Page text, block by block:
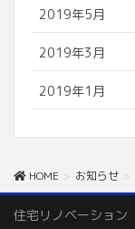
2019年5月
2019年3月
2019年1月
HOME お知らせ
住宅リノベーション